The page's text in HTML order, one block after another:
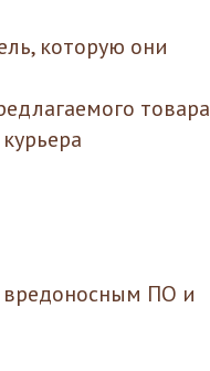
которую они
товара
ПО и